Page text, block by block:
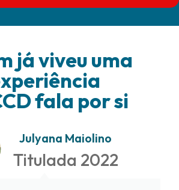
já viveu uma
fala por si
Julyana Maiolino
Titulada 2022